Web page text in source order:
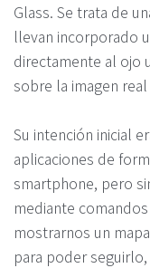
Glass. Se trata de
llevan incorporado
directamente al ojo
sobre la imagen
Su intención inicial
aplicaciones de
smartphone, pero
mediante
mostrarnos un
para poder